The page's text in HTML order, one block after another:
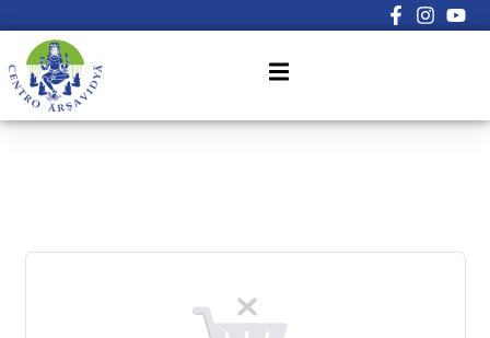
Sign in